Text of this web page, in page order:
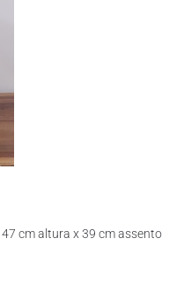
cm altura x 39 cm assento